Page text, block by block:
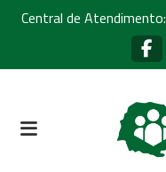
Central de Atendimento: